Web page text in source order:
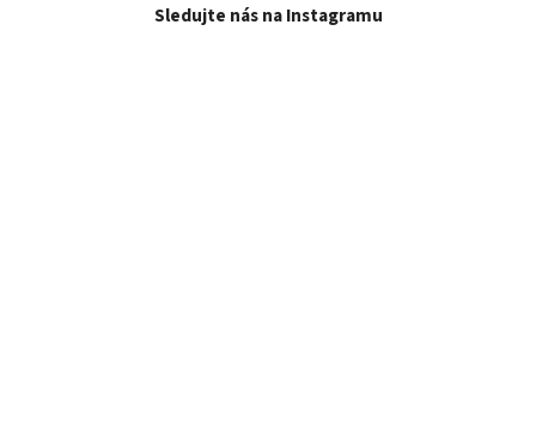
Sledujte nás na Instagramu